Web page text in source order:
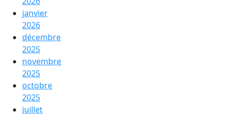
janvier
2026
décembre
2025
novembre
2025
octobre
2025
juillet